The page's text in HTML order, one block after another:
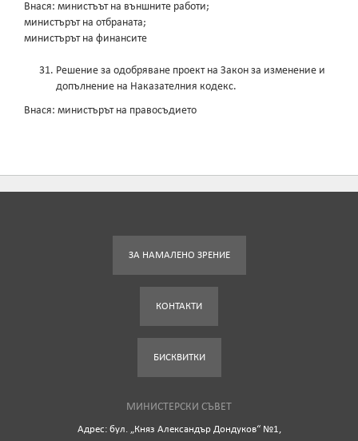
Внася: министъът на външните работи;
министърът на отбраната;
министърът на финансите
Решение за одобряване проект на Закон за изменение и
допълнение на Наказателния кодекс.
Внася: министърът на правосъдието
ЗА НАМАЛЕНО ЗРЕНИЕ
КОНТАКТИ
БИСКВИТКИ
МИНИСТЕРСКИ СЪВЕТ
Адрес: бул. „Княз Александър Дондуков“ №1,